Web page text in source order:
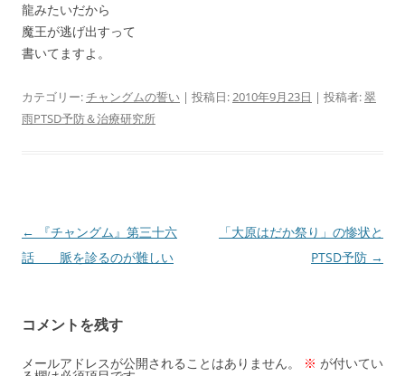
龍みたいだから
魔王が逃げ出すって
書いてますよ。
カテゴリー:チャングムの誓い | 投稿日:2010年9月23日 | 投稿者:翠
雨PTSD予防＆治療研究所
投
稿
ゲ
ー
←
『チャングム』第三十六
話 脈を診るのが難しい
「大原はだか祭り」の惨状と
PTSD予防 →
コメントを残す
メールアドレスが公開されることはありません。 ※ が付いてい